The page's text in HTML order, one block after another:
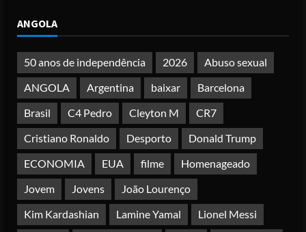
4
desejo de domínio”
Posted on 4 months ago
5
Irão reabre Estreito de Ormuz
durante trégua de 10 dias entre Israel
e Líbano
Posted on 4 months ago
ANGOLA
50 anos de independência 2026
Abuso sexual
ANGOLA
Argentina baixar
Barcelona
Brasil
C4 Pedro Cleyton M
CR7
Cristiano Ronaldo
Desporto
Donald Trump
ECONOMIA
EUA filme
Homenageado
Jovem
Jovens
João Lourenço
Kim Kardashian
Lamine Yamal
Lionel Messi